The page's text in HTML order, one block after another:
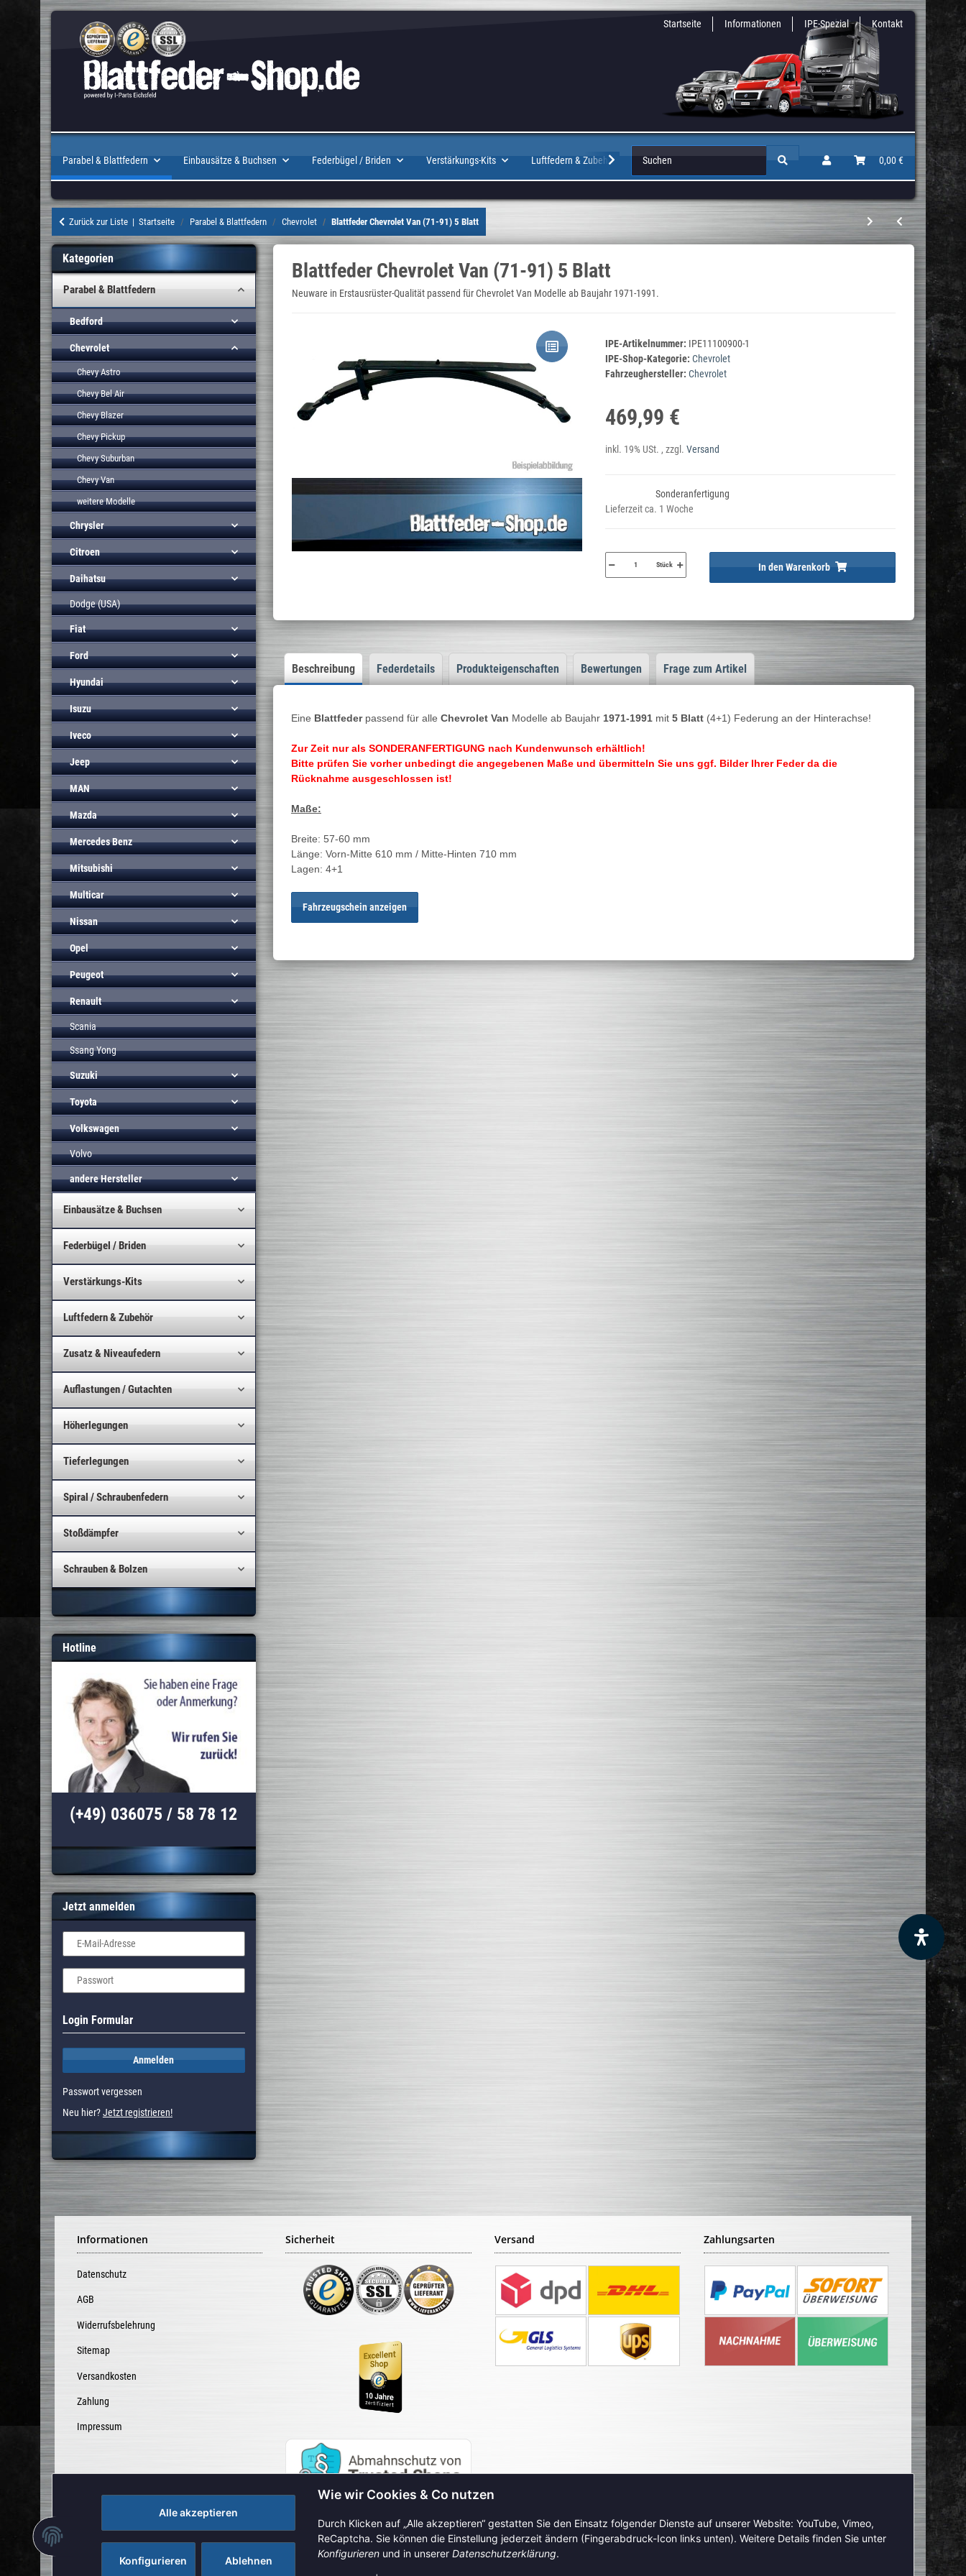
Alle akzeptieren
Konfigurieren Ablehnen
Wie wir Cookies & Co nutzen
Durch Klicken auf „Alle akzeptieren“ gestatten Sie den Einsatz folgender Dienste auf unserer Website: YouTube, Vimeo,
ReCaptcha. Sie können die Einstellung jederzeit ändern (Fingerabdruck-Icon links unten). Weitere Details finden Sie unter
Konfigurieren und in unserer Datenschutzerklärung.
Startseite Informationen IPE-Spezial
Kontakt
0,00 €
Parabel & Blattfedern Einbausätze & Buchsen Federbügel / Briden Verstärkungs-Kits Luftfedern & Zubehör Zusatz & Niveaufedern Auflastungen / Gutachten
Zurück zur Liste Startseite Parabel & Blattfedern Chevrolet Blattfeder Chevrolet Van (71-91) 5 Blatt
Blattfeder Chevrolet Van (71-91) 5 Blatt
Neuware in Erstausrüster-Qualität passend für Chevrolet Van Modelle ab Baujahr 1971-1991.
IPE-Artikelnummer: IPE11100900-1
IPE-Shop-Kategorie:Chevrolet
Fahrzeughersteller: Chevrolet
469,99 €
inkl. 19% USt. , zzgl.Versand
Sonderanfertigung
Lieferzeit ca. 1 Woche
Stück In den Warenkorb
Beschreibung Federdetails Produkteigenschaften Bewertungen Frage zum Artikel
Eine Blattfederpassend für alle Chevrolet Van Modelle ab Baujahr 1971-1991mit 5 Blatt(4+1) Federung an der Hinterachse!
Zur Zeit nur als SONDERANFERTIGUNG nach Kundenwunsch erhältlich!
Bitte prüfen Sie vorher unbedingt die angegebenen Maße und übermitteln Sie uns ggf. Bilder Ihrer Feder da die
Rücknahme ausgeschlossen ist!
Maße:
Breite: 57-60 mm
Länge: Vorn-Mitte 610 mm / Mitte-Hinten 710 mm
Lagen: 4+1
Fahrzeugschein anzeigen
Kategorien
Parabel & Blattfedern
Bedford
Chevrolet
Chevy Astro
Chevy Bel Air
Chevy Blazer
Chevy Pickup
Chevy Suburban
Chevy Van
weitere Modelle
Chrysler
Citroen
Daihatsu
Dodge (USA)
Fiat
Ford
Hyundai
Isuzu
Iveco
Jeep
MAN
Mazda
Mercedes Benz
Mitsubishi
Multicar
Nissan
Opel
Peugeot
Renault
Scania
Ssang Yong
Suzuki
Toyota
Volkswagen
Volvo
andere Hersteller
Einbausätze & Buchsen
Federbügel / Briden
Verstärkungs-Kits
Luftfedern & Zubehör
Zusatz & Niveaufedern
Auflastungen / Gutachten
Höherlegungen
Tieferlegungen
Spiral / Schraubenfedern
Stoßdämpfer
Schrauben & Bolzen
Hotline
(+49) 036075 / 58 78 12
Jetzt anmelden
E-Mail-Adresse
Passwort
Login Formular
Anmelden
Passwort vergessen
Neu hier?Jetzt registrieren!
Informationen
Datenschutz
AGB
Widerrufsbelehrung
Sitemap
Versandkosten
Zahlung
Impressum
Sicherheit Versand Zahlungsarten
Vertrag widerrufen